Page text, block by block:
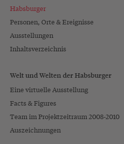
Habsburger
Personen, Orte & Ereignisse
Ausstellungen
Inhaltsverzeichnis
Welt und Welten der Habsburger
Eine virtuelle Ausstellung
Facts & Figures
Team im Projektzeitraum 2008-2010
Auszeichnungen